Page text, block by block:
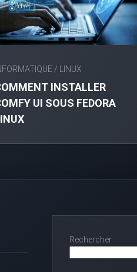
/ LINUX
INSTALLER
UI SOUS FEDORA
Rechercher